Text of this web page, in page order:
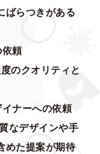
ばらつきがある
頼
のクオリティと
ナーへの依頼
なデザインや手
めた提案が期待